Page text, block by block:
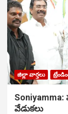
జిల్లా వార్తలు
వేడుక‌లు